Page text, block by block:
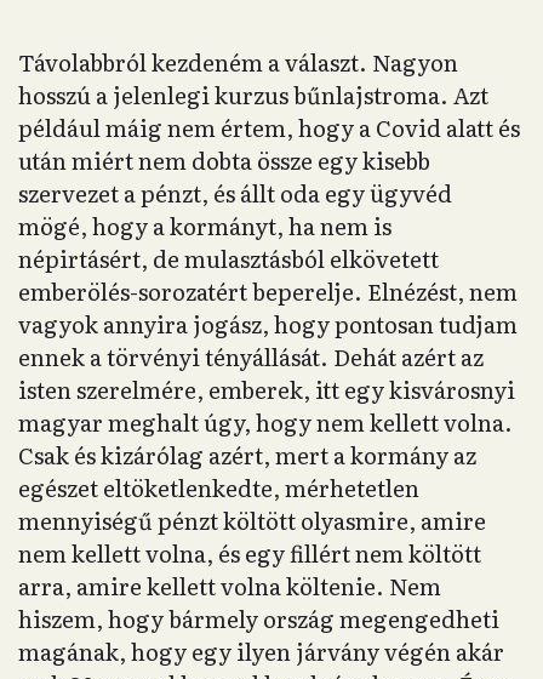
Távolabbról kezdeném a választ. Nagyon
hosszú a jelenlegi kurzus bűnlajstroma. Azt
például máig nem értem, hogy a Covid alatt és
után miért nem dobta össze egy kisebb
szervezet a pénzt, és állt oda egy ügyvéd
mögé, hogy a kormányt, ha nem is
népirtásért, de mulasztásból elkövetett
emberölés-sorozatért beperelje. Elnézést, nem
vagyok annyira jogász, hogy pontosan tudjam
ennek a törvényi tényállását. Dehát azért az
isten szerelmére, emberek, itt egy kisvárosnyi
magyar meghalt úgy, hogy nem kellett volna.
Csak és kizárólag azért, mert a kormány az
egészet eltöketlenkedte, mérhetetlen
mennyiségű pénzt költött olyasmire, amire
nem kellett volna, és egy fillért nem költött
arra, amire kellett volna költenie. Nem
hiszem, hogy bármely ország megengedheti
magának, hogy egy ilyen járvány végén akár